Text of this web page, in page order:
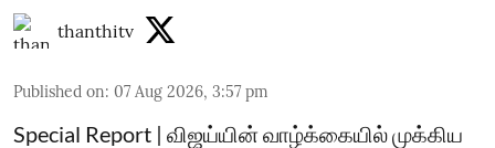
thanthitv
Published on: 07 Aug 2026, 3:57 pm
Special Report | விஜய்யின் வாழ்க்கையில் முக்கிய